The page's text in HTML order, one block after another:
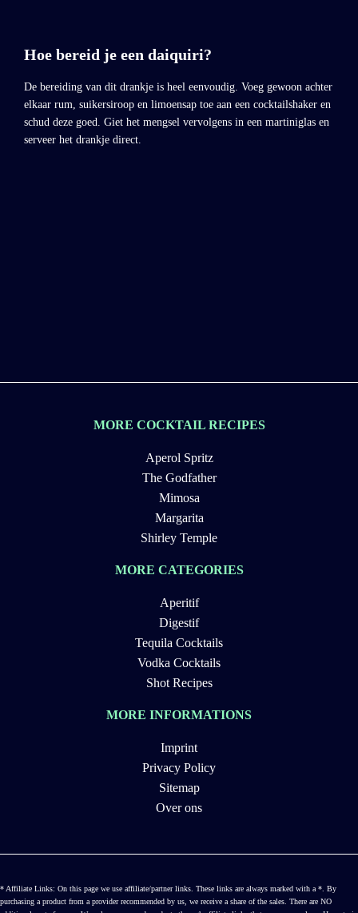
Hoe bereid je een daiquiri?
De bereiding van dit drankje is heel eenvoudig. Voeg gewoon achter
elkaar rum, suikersiroop en limoensap toe aan een cocktailshaker en
schud deze goed. Giet het mengsel vervolgens in een martiniglas en
serveer het drankje direct.
MORE COCKTAIL RECIPES
Aperol Spritz
The Godfather
Mimosa
Margarita
Shirley Temple
MORE CATEGORIES
Aperitif
Digestif
Tequila Cocktails
Vodka Cocktails
Shot Recipes
MORE INFORMATIONS
Imprint
Privacy Policy
Sitemap
Over ons
* Affiliate Links: On this page we use affiliate/partner links. These links are always marked with a *. By
purchasing a product from a provider recommended by us, we receive a share of the sales. There are NO